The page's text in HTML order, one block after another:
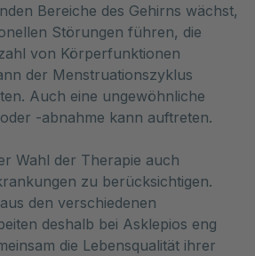
Bereiche des Gehirns wächst,
Störungen führen, die
von Körperfunktionen
der Menstruationszyklus
Auch eine ungewöhnliche
-abnahme kann auftreten.
Wahl der Therapie auch
zu berücksichtigen.
den verschiedenen
deshalb bei Asklepios eng
die Lebensqualität ihrer